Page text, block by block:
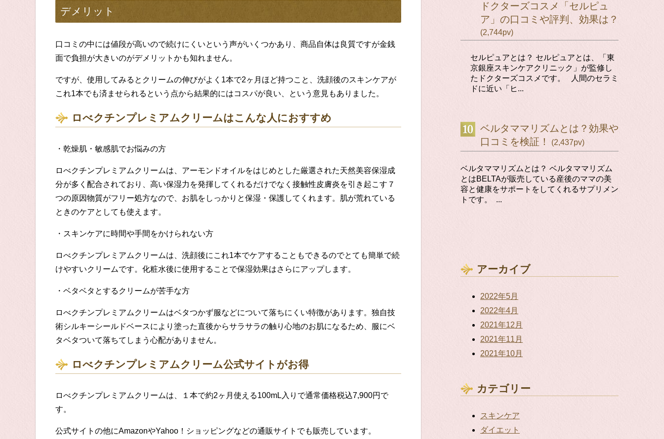
デ メリット
口コミの中には値段が高いので続けにくいという声がいくつかあり、 商品自体は良質ですが金銭
面で負担が大きいのがデメリットかも知れません。
ですが、使用してみるとクリームの伸びがよく 1本で2ヶ月ほど持つこと、洗顔後のスキンケアが
これ1本でも済ませられるという点から結果的にはコスパが良い という意見 もありました。
ロべクチンプレミアムクリームはこんな人におすすめ
・乾燥肌・敏感肌でお悩みの方
ロべクチンプレミアムクリームは、アーモンドオイルをはじめとした厳選された天然美容保湿成
分が多く 配合されており、高い保湿力を発揮してくれるだけでなく接触性皮膚炎を引き起こす７
つの原因物質がフリー処方なので、お肌をしっかりと保湿・保護してくれます。 肌が荒れている
ときのケアとしても使えます。
・ スキンケアに時間や手間をかけられない方
ロべクチンプレミアムクリームは、 洗顔後にこれ1本でケアすることもできるのでとても簡単で続
けやすいクリームです。化粧水後に使用することで保湿効果はさらにアップします。
・ ベタベタとするクリームが苦手な方
ロべクチンプレミアムクリームはベタつかず服などについて落ちにくい特徴があります。独自技
術シルキーシールドベースにより塗った直後からサラサラの触り心地のお肌になるため、服にベ
タベタついて落ちてしまう心配がありません。
ロべクチンプレミアムクリーム公式サイトがお得
ロべクチンプレミアムクリームは １本で約2ヶ月使える100mL 入り で通常価格税込7,900円で
す。
公式サイトの他にAmazonやYahoo！ショッピングなどの通販サイト でも販売しています。
ドクターズコスメ「セルピュ
ア」の口コミや評判、効果は？
(2,744pv)
セルピュアとは？ セルピュアとは、「東
京銀座スキンケアクリニック」が監修し
たドクターズコスメです。 人間のセラミ
ドに近い「ヒ...
ベルタママリズムとは？効果や
口コミを検証！
(2,437pv)
ベルタママリズムとは？ ベルタママリズム
とはBELTAが販売している産後のママの美
容と健康をサポートをしてくれるサプリメン
トです。 ...
アーカイブ
2022年5月
2022年4月
2021年12月
2021年11月
2021年10月
カテゴリー
スキンケア
ダイエット